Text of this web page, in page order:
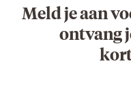
Meld je aan
ontvang